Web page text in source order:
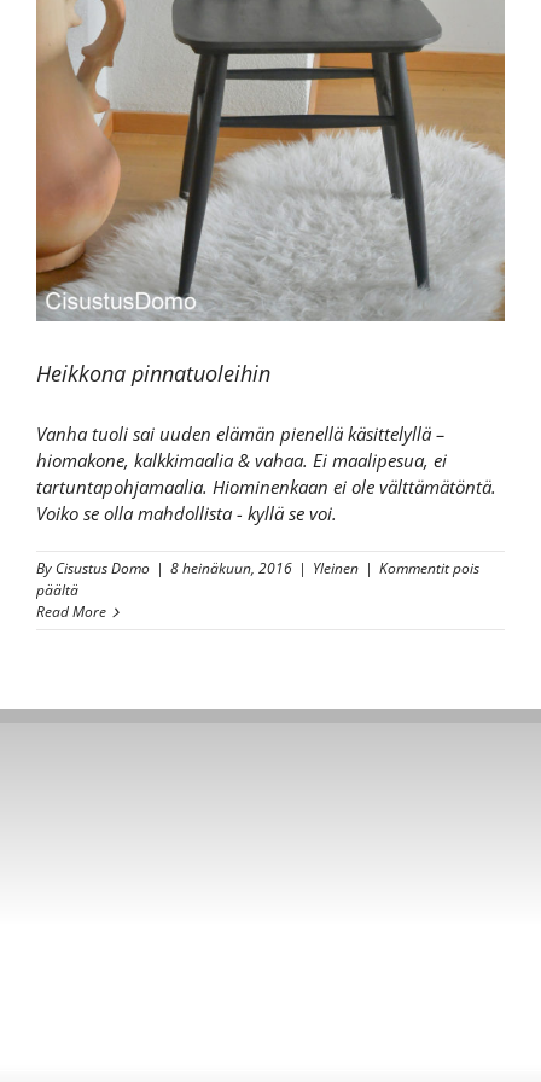
Heikkona pinnatuoleihin
Vanha tuoli sai uuden elämän pienellä käsittelyllä –
hiomakone, kalkkimaalia & vahaa. Ei maalipesua, ei
tartuntapohjamaalia. Hiominenkaan ei ole välttämätöntä.
Voiko se olla mahdollista - kyllä se voi.
By Cisustus Domo | 8 heinäkuun, 2016 | Yleinen | Kommentit pois
päältäartikkelissa
Heikkona
pinnatuoleihin
Read More